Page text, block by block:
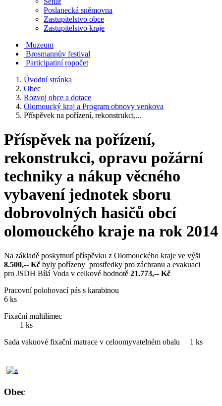
Poslanecká sněmovna
Zastupitelstvo obce
Zastupitelstvo kraje
Muzeum
Brosmannův festival
Participatiní ropočet
Úvodní stránka
Obec
Rozvoj obce a dotace
Olomoucký kraj a Program obnovy venkova
Příspěvek na pořízení, rekonstrukci,...
Příspěvek na pořízení,
rekonstrukci, opravu požární
techniky a nákup věcného
vybavení jednotek sboru
dobrovolných hasičů obcí
olomouckého kraje na rok 2014
Na základě poskytnutí příspěvku z Olomouckého kraje ve výši
8.500,-- Kč byly pořízeny prostředky pro záchranu a evakuaci
pro JSDH Bílá Voda v celkové hodnotě 21.773,-- Kč
Pracovní polohovací pás s karabinou
6 ks
Fixační multilímec
1 ks
Sada vakuové fixační matrace v celoomyvatelném obalu 1 ks
Obec